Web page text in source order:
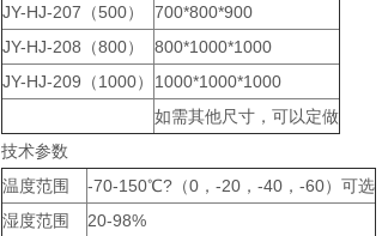
JY-HJ-207（500）
700*800*900
JY-HJ-208（800）
800*1000*1000
JY-HJ-209（1000）
1000*1000*1000
如需其他尺寸，可以定做
技术参数
温度范围
-70-150℃?（0，-20，-40，-60）可选
湿度范围
20-98%